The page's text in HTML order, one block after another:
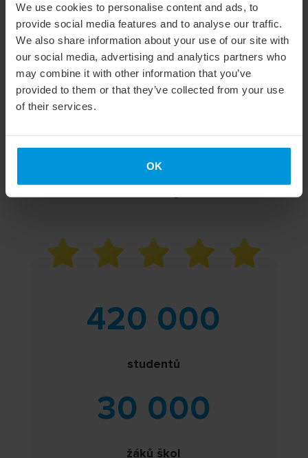
We use cookies to personalise content and ads, to
provide social media features and to analyse our traffic.
We also share information about your use of our site with
our social media, advertising and analytics partners who
may combine it with other information that you’ve
provided to them or that they’ve collected from your use
of their services.
OK
Eva Dytrtová
420 000
studentů
30 000
žáků škol